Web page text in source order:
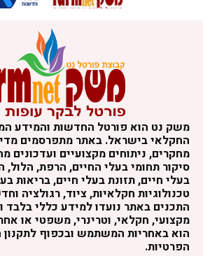
משק נט הוא פורטל החדשות והמידע
החקלאי בישראל. באתר מתפרסמים
מחקרים, ניתוחים מקצועיים ועדכונים
סיקור תחומי בעלי החיים, הרפת, הלול,
בעלי חיים, תזונת בעלי חיים, בריאות
טכנולוגיות חקלאיות, ציוד, רגולציה
התכנים באתר נועדו למידע כללי בלבד
מקצועי, חקלאי, וטרינרי, משפטי או
הוא באחריות המשתמש ובכפוף לתקנון
הפרטיות.